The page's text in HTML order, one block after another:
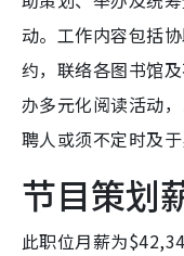
动。工作内容包括
约，联络各图书馆
办多元化阅读活动
聘人或须不定时及
节目策划
此职位月薪为